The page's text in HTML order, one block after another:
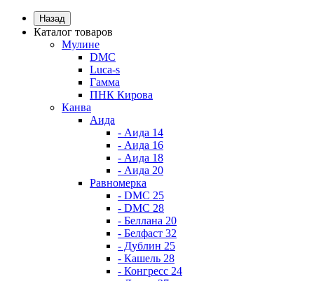
Назад
Каталог товаров
Мулине
DMC
Luca-s
Гамма
ПНК Кирова
Канва
Аида
- Аида 14
- Аида 16
- Аида 18
- Аида 20
Равномерка
- DMC 25
- DMC 28
- Беллана 20
- Белфаст 32
- Дублин 25
- Кашель 28
- Конгресс 24